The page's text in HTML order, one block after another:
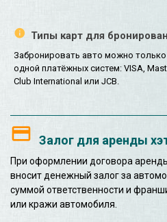
Типы карт для
Забронировать авто можно
одной платёжных систем: VISA,
Club International или JCB.
Залог для аренды
При оформлении договора
вносит денежный залог за
суммой ответственности и
или кражи автомобиля.